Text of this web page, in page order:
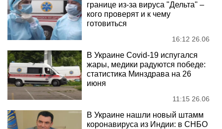
границе из-за вируса "Дельта" –
кого проверят и к чему
готовиться
16:12 26.06
В Украине Covid-19 испугался
жары, медики радуются победе:
статистика Минздрава на 26
июня
11:15 26.06
В Украине нашли новый штамм
коронавируса из Индии: в СНБО